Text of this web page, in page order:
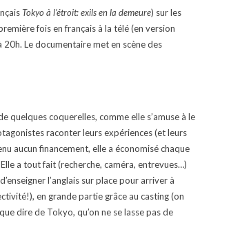
Tokyo à l’étroit: exils en la demeure) sur les
fois en français à la télé (en version
20h. Le documentaire met en scène des
quelques coquerelles, comme elle s’amuse à le
raconter leurs expériences (et leurs
aucun financement, elle a économisé chaque
a tout fait (recherche, caméra, entrevues…)
l’anglais sur place pour arriver à
en grande partie grâce au casting (on
dire de Tokyo, qu’on ne se lasse pas de